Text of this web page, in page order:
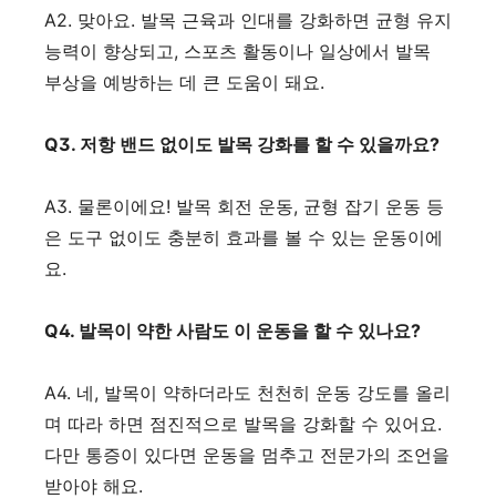
A2. 맞아요. 발목 근육과 인대를 강화하면 균형 유지
능력이 향상되고, 스포츠 활동이나 일상에서 발목
부상을 예방하는 데 큰 도움이 돼요.
Q3. 저항 밴드 없이도 발목 강화를 할 수 있을까요?
A3. 물론이에요! 발목 회전 운동, 균형 잡기 운동 등
은 도구 없이도 충분히 효과를 볼 수 있는 운동이에
요.
Q4. 발목이 약한 사람도 이 운동을 할 수 있나요?
A4. 네, 발목이 약하더라도 천천히 운동 강도를 올리
며 따라 하면 점진적으로 발목을 강화할 수 있어요.
다만 통증이 있다면 운동을 멈추고 전문가의 조언을
받아야 해요.